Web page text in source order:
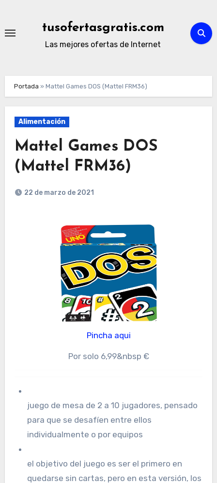
contenido
tusofertasgratis.com
Las mejores ofertas de Internet
Portada »Mattel Games DOS (Mattel FRM36)
Alimentación
Mattel Games DOS
(Mattel FRM36)
22 de marzo de 2021
Pincha aqui
Por solo 6,99&nbsp €
juego de mesa de 2 a 10 jugadores, pensado
para que se desafíen entre ellos
individualmente o por equipos
el objetivo del juego es ser el primero en
quedarse sin cartas, pero en esta versión, los